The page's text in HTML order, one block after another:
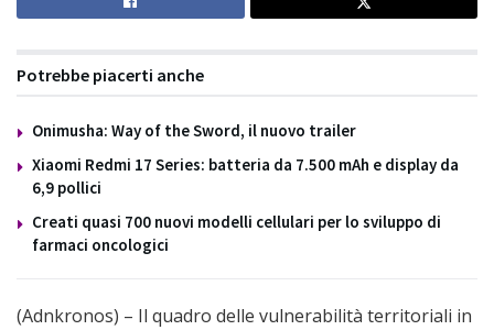
Potrebbe piacerti anche
Onimusha: Way of the Sword, il nuovo trailer
Xiaomi Redmi 17 Series: batteria da 7.500 mAh e display da
6,9 pollici
Creati quasi 700 nuovi modelli cellulari per lo sviluppo di
farmaci oncologici
(Adnkronos) – Il quadro delle vulnerabilità territoriali in